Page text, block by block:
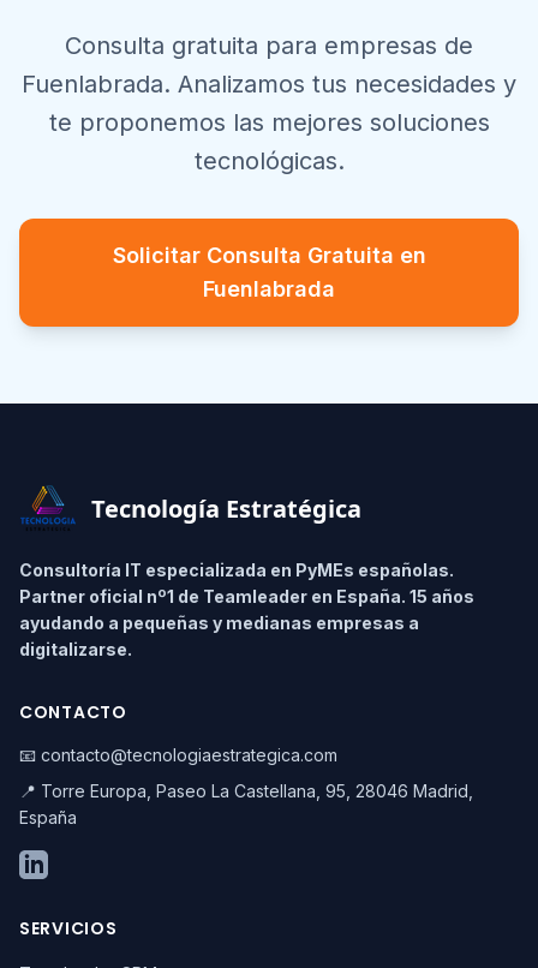
Consulta gratuita para empresas de
Fuenlabrada. Analizamos tus necesidades y
te proponemos las mejores soluciones
tecnológicas.
Solicitar Consulta Gratuita en
Fuenlabrada
Tecnología Estratégica
Consultoría IT especializada en PyMEs españolas.
Partner oficial nº1 de Teamleader en España. 15 años
ayudando a pequeñas y medianas empresas a
digitalizarse.
CONTACTO
📧 contacto@tecnologiaestrategica.com
📍 Torre Europa, Paseo La Castellana, 95, 28046 Madrid,
España
SERVICIOS